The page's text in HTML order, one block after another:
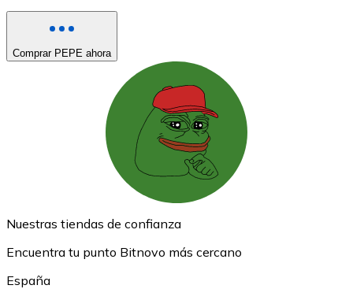
Comprar PEPE ahora
Nuestras tiendas de confianza
Encuentra tu punto Bitnovo más cercano
España